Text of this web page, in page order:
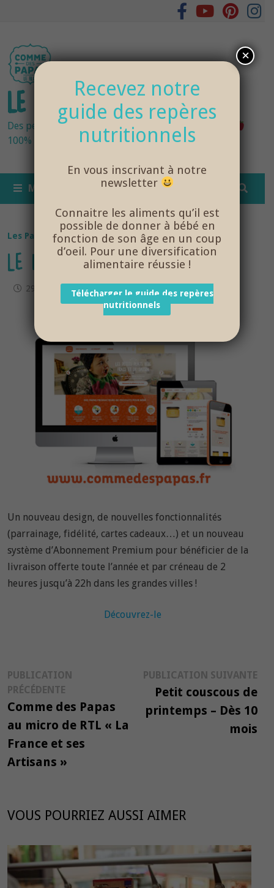
LE BLOG DES PAPAS
Des petits pots bébés fraîchement cuisinés
100% bio et de saison… et cela change tout !
MENU
Les Papas
LE NOUVEAU SITE E-COMMERCE
29 mars 2017
Un nouveau design, de nouvelles fonctionnalités
(parrainage, fidélité, cartes cadeaux…) et un nouveau
système d’Abonnement Premium pour bénéficier de la
livraison offerte toute l’année et par créneau de 2
heures jusqu’à 22h dans les grandes villes !
Découvrez-le
Navigation
de
l’article
PUBLICATION
PRÉCÉDENTE
précédente :
Comme des Papas
au micro de RTL « La
France et ses
Artisans »
PUBLICATION SUIVANTE
Petit couscous de
printemps – Dès 10
mois
VOUS POURRIEZ AUSSI AIMER
Recevez notre
guide des repères
nutritionnels
En vous inscrivant à notre
newsletter
Connaitre les aliments qu’il est
possible de donner à bébé en
fonction de son âge en un coup
d’oeil. Pour une diversification
alimentaire réussie !
Télécharger le guide des repères
nutritionnels
×